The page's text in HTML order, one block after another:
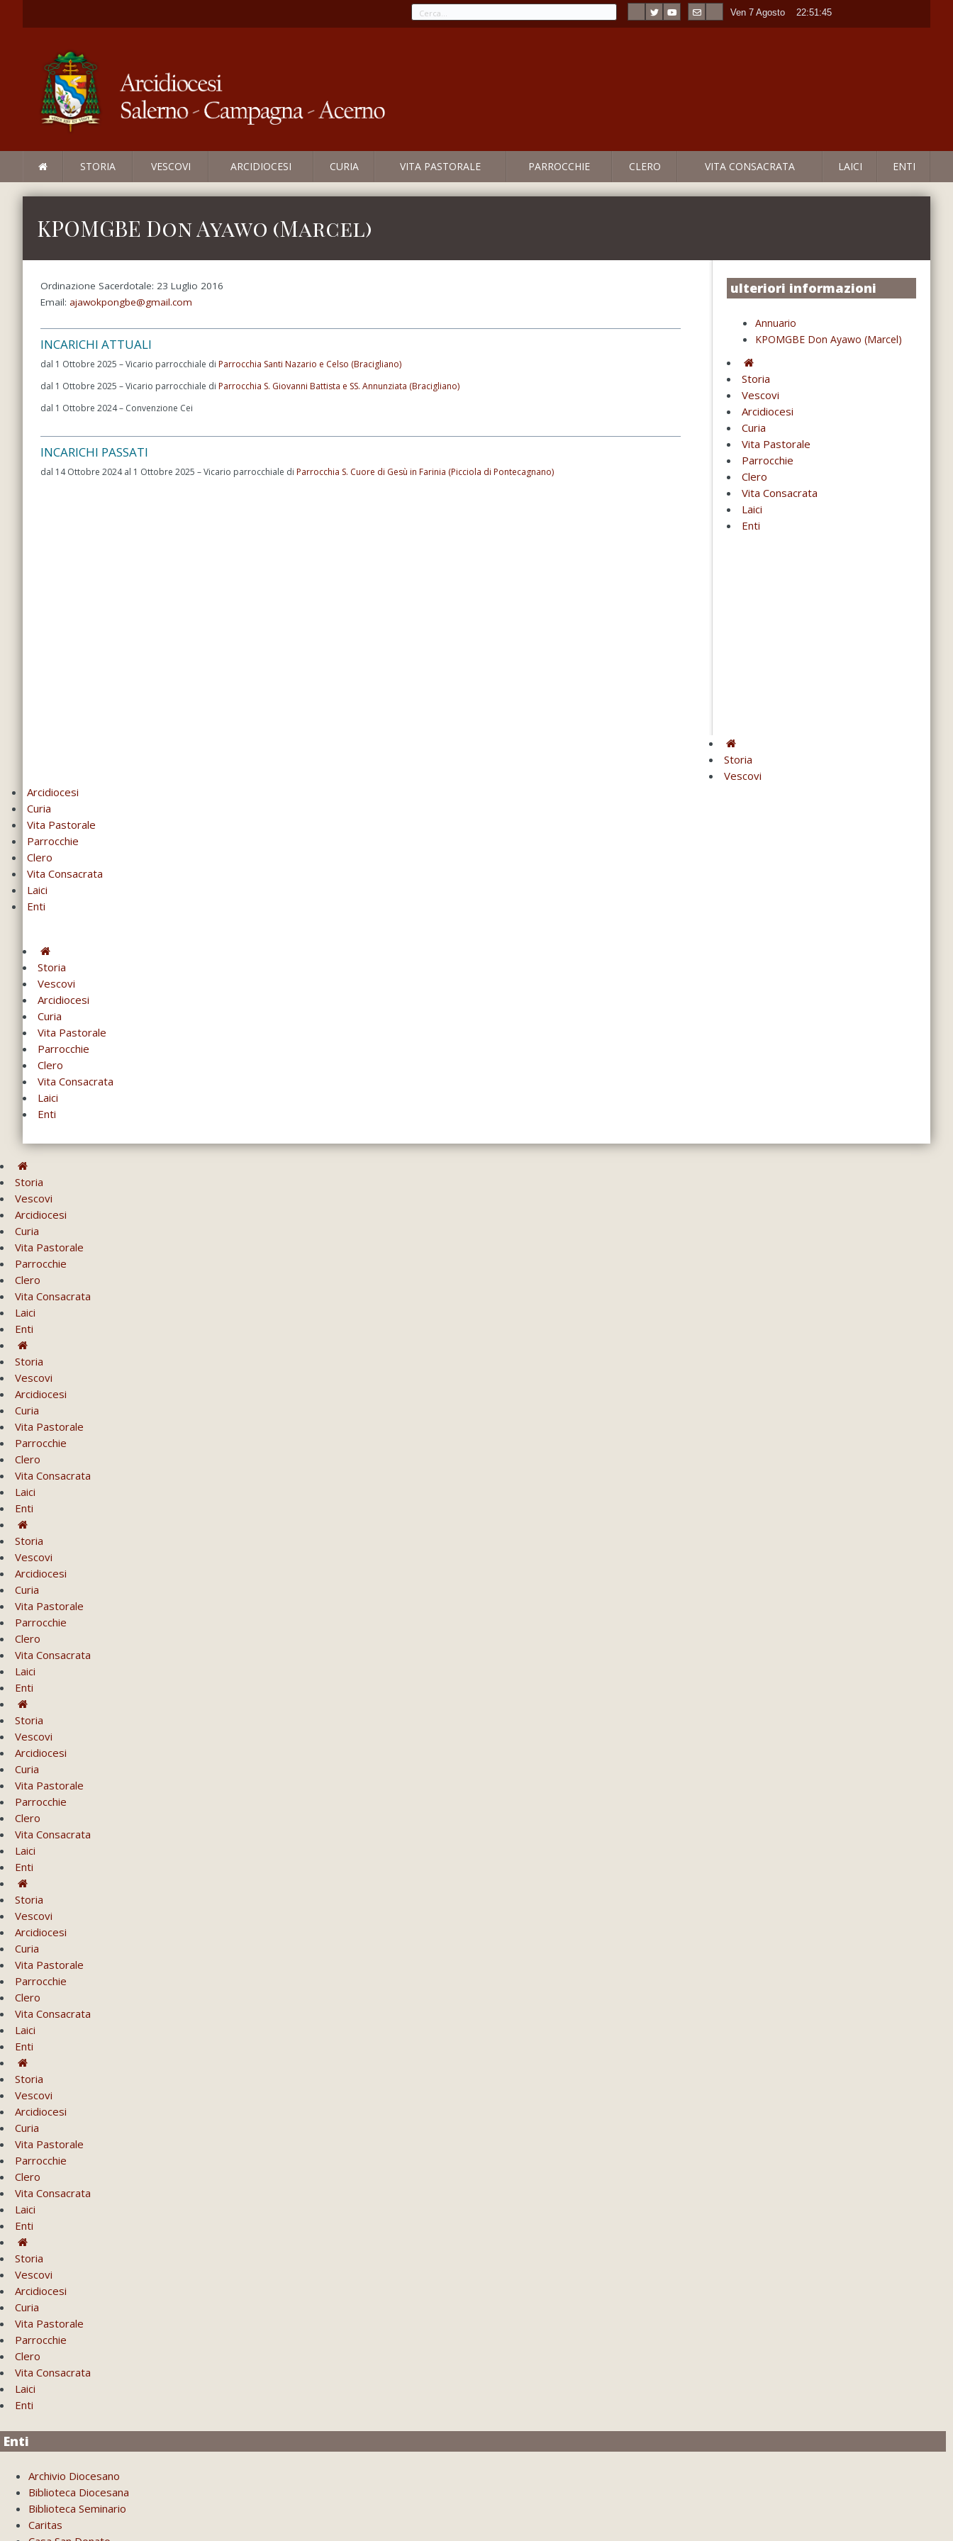
Ven 7 Agosto ----22:51:46
STORIA VESCOVI ARCIDIOCESI CURIA VITA PASTORALE PARROCCHIE CLERO VITA CONSACRATA LAICI ENTI
KPOMGBE Don Ayawo (Marcel)
Ordinazione Sacerdotale: 23 Luglio 2016
Email: ajawokpongbe@gmail.com
INCARICHI ATTUALI
dal 1 Ottobre 2025 – Vicario parrocchiale di Parrocchia Santi Nazario e Celso (Bracigliano)
dal 1 Ottobre 2025 – Vicario parrocchiale di Parrocchia S. Giovanni Battista e SS. Annunziata (Bracigliano)
dal 1 Ottobre 2024 – Convenzione Cei
INCARICHI PASSATI
dal 14 Ottobre 2024 al 1 Ottobre 2025 – Vicario parrocchiale di Parrocchia S. Cuore di Gesù in Farinia (Picciola di Pontecagnano)
ulteriori informazioni
Annuario
KPOMGBE Don Ayawo (Marcel)
Storia
Vescovi
Arcidiocesi
Curia
Vita Pastorale
Parrocchie
Clero
Vita Consacrata
Laici
Enti
Storia
Vescovi
Arcidiocesi
Curia
Vita Pastorale
Parrocchie
Clero
Vita Consacrata
Laici
Enti
Storia
Vescovi
Arcidiocesi
Curia
Vita Pastorale
Parrocchie
Clero
Vita Consacrata
Laici
Enti
Storia
Vescovi
Arcidiocesi
Curia
Vita Pastorale
Parrocchie
Clero
Vita Consacrata
Laici
Enti
Storia
Vescovi
Arcidiocesi
Curia
Vita Pastorale
Parrocchie
Clero
Vita Consacrata
Laici
Enti
Storia
Vescovi
Arcidiocesi
Curia
Vita Pastorale
Parrocchie
Clero
Vita Consacrata
Laici
Enti
Storia
Vescovi
Arcidiocesi
Curia
Vita Pastorale
Parrocchie
Clero
Vita Consacrata
Laici
Enti
Storia
Vescovi
Arcidiocesi
Curia
Vita Pastorale
Parrocchie
Clero
Vita Consacrata
Laici
Enti
Storia
Vescovi
Arcidiocesi
Curia
Vita Pastorale
Parrocchie
Clero
Vita Consacrata
Laici
Enti
Storia
Vescovi
Arcidiocesi
Curia
Vita Pastorale
Parrocchie
Clero
Vita Consacrata
Laici
Enti
Enti
Archivio Diocesano
Biblioteca Diocesana
Biblioteca Seminario
Caritas